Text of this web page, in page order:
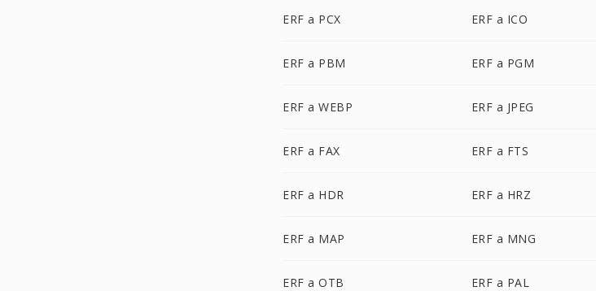
ERF a PCX ERF a ICO
ERF a PBM ERF a PGM
ERF a WEBP ERF a JPEG
ERF a FAX ERF a FTS
ERF a HDR ERF a HRZ
ERF a MAP ERF a MNG
ERF a OTB ERF a PAL